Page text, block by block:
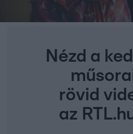
Nézd a
rövid
az